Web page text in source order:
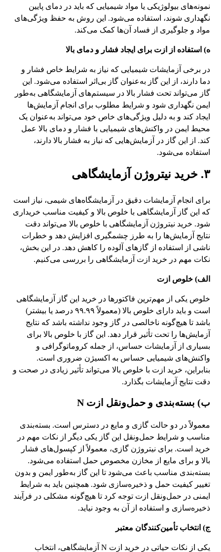
نمونه‌های بیولوژیکی یا مواد شیمیایی که باید در دمای پایین
نگهداری شوند، استفاده می‌شود. این روش به حفظ ویژگی‌های
مواد و جلوگیری از فساد آن‌ها کمک می‌کند.
ه) استفاده از ازت برای ایجاد فشار و دمای بالا
در برخی آزمایشات شیمیایی که نیاز به شرایط خاص فشار و
دما دارند، از این گاز به‌عنوان گاز بی‌اثر استفاده می‌شود. این
گاز می‌تواند تحت فشار بالا در سیستم‌های آزمایشگاهی به‌طور
ایمن نگهداری شود و شرایط مطلوب برای انجام آزمایش‌ها
ایجاد کند و به دلیل ویژگی‌های خاص خود می‌تواند به‌عنوان یک
محیط ایمن در واکنش‌های شیمیایی با فشار و دمای بالا عمل
کند. از این گاز در آزمایش‌هایی که نیاز به فشار بالا دارند،
استفاده می‌شود.
۳. خرید نیتروژن آزمایشگاهی
برای انجام آزمایشات دقیق در آزمایشگاه‌های شیمی، نیاز است
که این گاز آزمایشگاهی با خلوص بالا و کیفیت مناسب خریداری
شود. خرید نیتروژن آزمایشگاهی با خلوص بالا می‌تواند دقت
نتایج آزمایش‌ها را به طرز چشمگیری افزایش دهد و خطرات
ناشی از استفاده از گازهای آلوده را کاهش دهد. در این بخش،
نکات مهم در خرید ازت آزمایشگاهی را بررسی می‌کنیم.
الف) خلوص ازت
خلوص یکی از مهم‌ترین فاکتورها در خرید این گاز آزمایشگاهی
است و باید دارای خلوص بالا (معمولاً ۹۹.۹۹ درصد یا بیشتر)
باشد تا هیچ‌گونه ناخالصی در گاز وجود نداشته باشد که نتایج
آزمایش‌ها را تحت تأثیر قرار دهد. این گاز با خلوص بالا برای
بسیاری از آزمایشات حساس، از جمله کروماتوگرافی و
واکنش‌های شیمیایی حساس به اکسیژن ضروری است.
بنابراین، خرید ازت با خلوص بالا می‌تواند تأثیر زیادی در صحت و
دقت نتایج آزمایشات بگذارد.
ب) بسته‌بندی و حمل‌ونقل ازت N
معمولاً در دو حالت گازی و مایع در دسترس است. بسته‌بندی
مناسب و شرایط حمل‌ونقل این گاز یکی دیگر از نکات مهم در
خرید است. برای نیتروژن گازی، معمولاً از کپسول‌های فشار
بالا و برای مایع از مخازن مخصوص حمل استفاده می‌شود.
بسته‌بندی مناسب باعث می‌شود تا این گاز به‌طور ایمن و بدون
تغییر کیفیت حمل و ذخیره‌سازی شود. همچنین باید به شرایط
ایمنی در حمل‌ونقل ازت توجه کرد تا هیچ‌گونه مشکلی در فرآیند
ذخیره‌سازی و استفاده از آن به وجود نیاید.
ج) انتخاب تأمین‌کنندگان معتبر
یکی از نکات حیاتی در خرید ازت N آزمایشگاهی، انتخاب